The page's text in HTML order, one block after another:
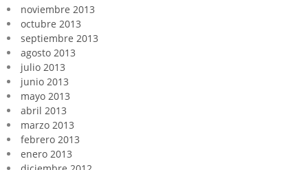
noviembre 2013
octubre 2013
septiembre 2013
agosto 2013
julio 2013
junio 2013
mayo 2013
abril 2013
marzo 2013
febrero 2013
enero 2013